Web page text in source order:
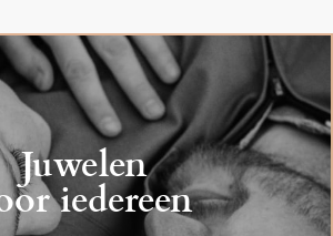
Juwelen
iedereen